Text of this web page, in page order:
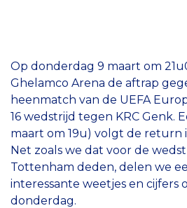
Op donderdag 9 maart om
Ghelamco Arena de aftrap
heenmatch van de UEFA
16 wedstrijd tegen KRC Genk.
maart om 19u) volgt de return
Net zoals we dat voor de
Tottenham deden, delen we
interessante weetjes en cijfers
donderdag.